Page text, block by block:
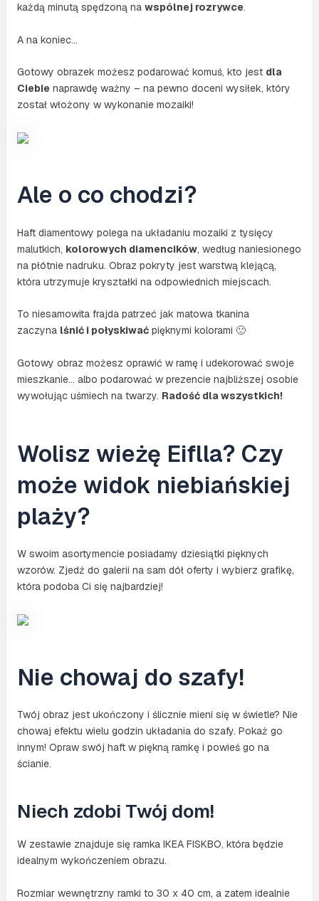
każdą minutą spędzoną na wspólnej rozrywce.
A na koniec…
Gotowy obrazek możesz podarować komuś, kto jest dla
Ciebie naprawdę ważny – na pewno doceni wysiłek, który
został włożony w wykonanie mozaiki!
Ale o co chodzi?
Haft diamentowy polega na układaniu mozaiki z tysięcy
malutkich, kolorowych diamencików, według naniesionego
na płótnie nadruku. Obraz pokryty jest warstwą klejącą,
która utrzymuje kryształki na odpowiednich miejscach.
To niesamowita frajda patrzeć jak matowa tkanina
zaczyna lśnić i połyskiwaćpięknymi kolorami 🙂
Gotowy obraz możesz oprawić w ramę i udekorować swoje
mieszkanie… albo podarować w prezencie najbliższej osobie
wywołując uśmiech na twarzy. Radość dla wszystkich!
Wolisz wieżę Eiflla? Czy
może widok niebiańskiej
plaży?
W swoim asortymencie posiadamy dziesiątki pięknych
wzorów. Zjedź do galerii na sam dół oferty i wybierz grafikę,
która podoba Ci się najbardziej!
Nie chowaj do szafy!
Twój obraz jest ukończony i ślicznie mieni się w świetle? Nie
chowaj efektu wielu godzin układania do szafy. Pokaż go
innym! Opraw swój haft w piękną ramkę i powieś go na
ścianie.
Niech zdobi Twój dom!
W zestawie znajduje się ramka IKEA FISKBO, która będzie
idealnym wykończeniem obrazu.
Rozmiar wewnętrzny ramki to 30 x 40 cm, a zatem idealnie